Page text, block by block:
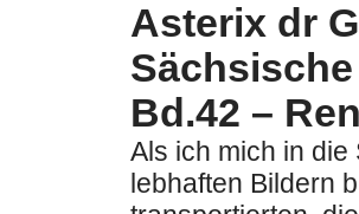
Asterix dr
Bd.42 –
Als ich mich in
lebhaften Bildern